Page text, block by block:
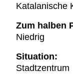
Katalanische
Zum halben
Niedrig
Situation:
Stadtzentrum